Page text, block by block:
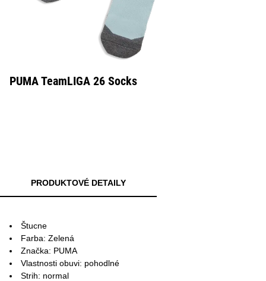
PUMA TeamLIGA 26 Socks
PRODUKTOVÉ DETAILY
Štucne
Farba: Zelená
Značka: PUMA
Vlastnosti obuvi: pohodlné
Strih: normal